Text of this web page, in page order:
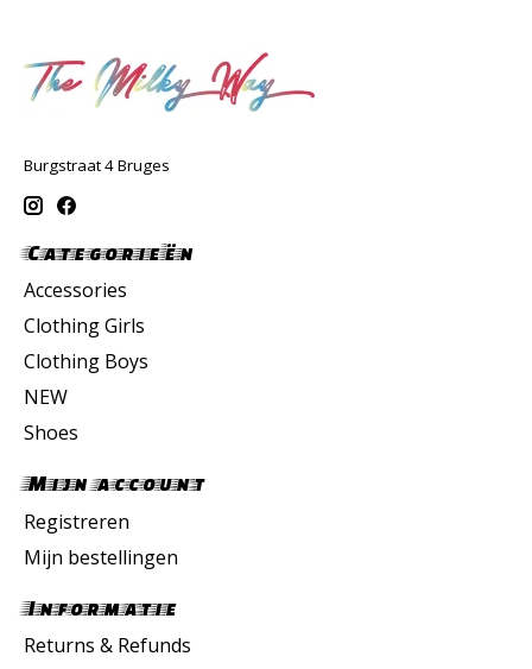
Burgstraat 4 Bruges
Categorieën
Accessories
Clothing Girls
Clothing Boys
NEW
Shoes
Mijn account
Registreren
Mijn bestellingen
Informatie
Returns & Refunds